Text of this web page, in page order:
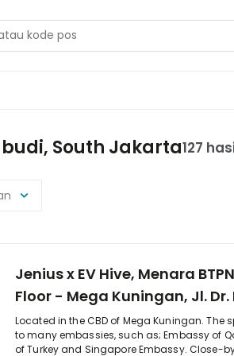
South Jakarta127
Jenius x EV Hive, Menara
Floor - Mega Kuningan, Jl. Dr.
Agung Gde Agung Kav 5.5 -
Kuningan Timur, 12950
Located in the CBD of Mega Kuningan. The
to many embassies, such as; Embassy of
of Turkey and Singapore Embassy. Close-